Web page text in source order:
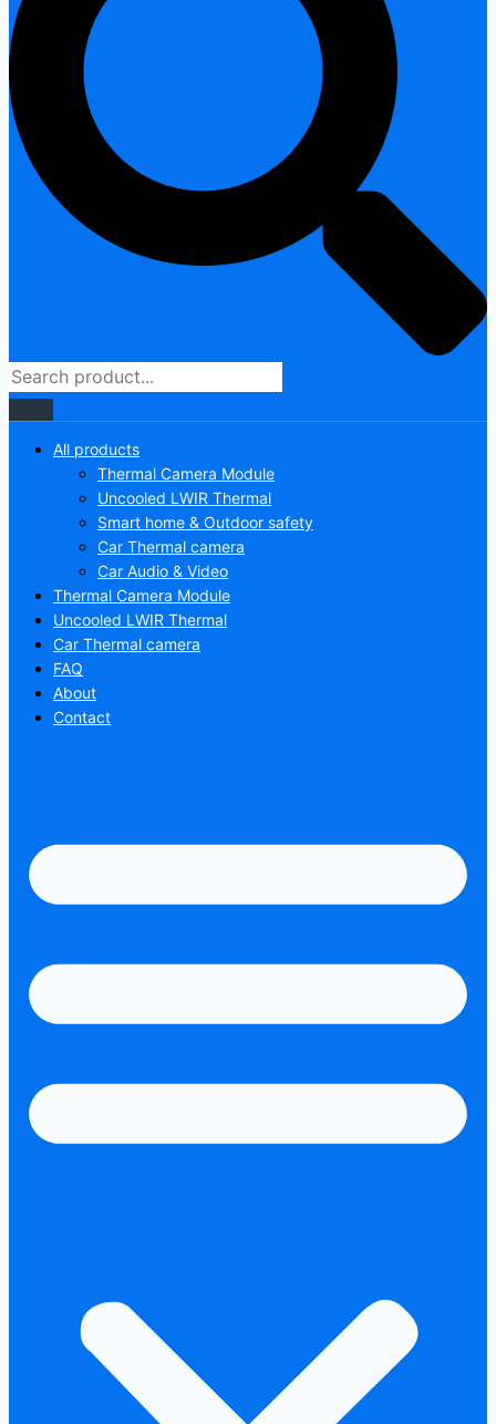
All products
Thermal Camera Module
Uncooled LWIR Thermal
Smart home & Outdoor safety
Car Thermal camera
Car Audio & Video
Thermal Camera Module
Uncooled LWIR Thermal
Car Thermal camera
FAQ
About
Contact